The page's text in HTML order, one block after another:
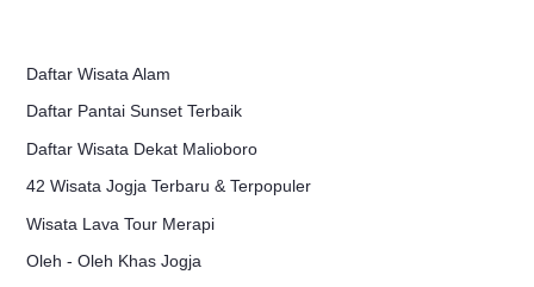
Daftar Wisata Alam
Daftar Pantai Sunset Terbaik
Daftar Wisata Dekat Malioboro
42 Wisata Jogja Terbaru & Terpopuler
Wisata Lava Tour Merapi
Oleh - Oleh Khas Jogja